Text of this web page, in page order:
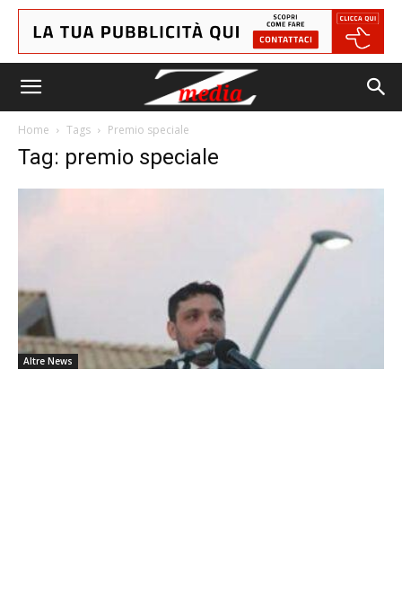
Home Tags Premio speciale
Tag: premio speciale
Altre News